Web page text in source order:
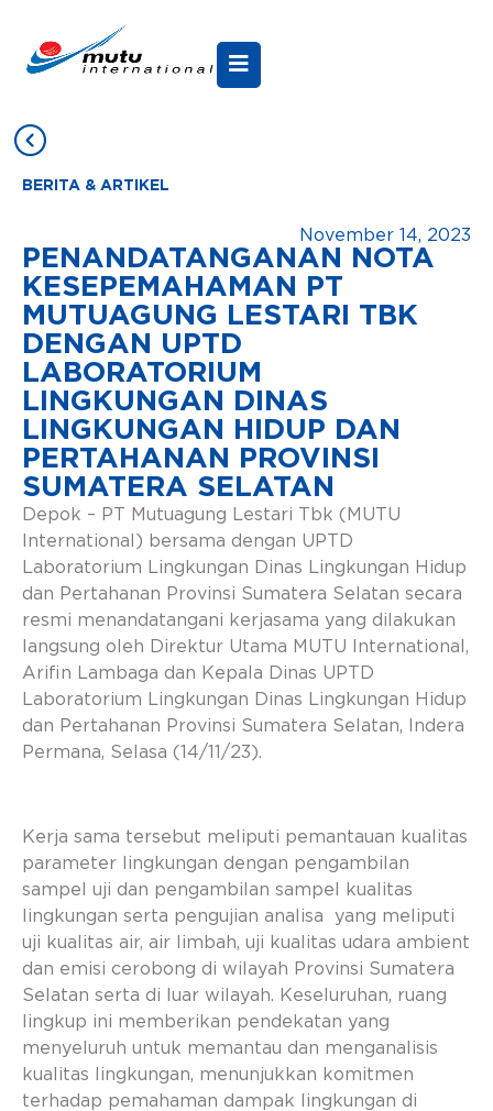
BERITA & ARTIKEL
November 14, 2023
PENANDATANGANAN NOTA
KESEPEMAHAMAN PT
MUTUAGUNG LESTARI TBK
DENGAN UPTD
LABORATORIUM
LINGKUNGAN DINAS
LINGKUNGAN HIDUP DAN
PERTAHANAN PROVINSI
SUMATERA SELATAN
Depok – PT Mutuagung Lestari Tbk (MUTU
International) bersama dengan UPTD
Laboratorium Lingkungan Dinas Lingkungan Hidup
dan Pertahanan Provinsi Sumatera Selatan secara
resmi menandatangani kerjasama yang dilakukan
langsung oleh Direktur Utama MUTU International,
Arifin Lambaga dan Kepala Dinas UPTD
Laboratorium Lingkungan Dinas Lingkungan Hidup
dan Pertahanan Provinsi Sumatera Selatan, Indera
Permana, Selasa (14/11/23).
Kerja sama tersebut meliputi pemantauan kualitas
parameter lingkungan dengan pengambilan
sampel uji dan pengambilan sampel kualitas
lingkungan serta pengujian analisa yang meliputi
uji kualitas air, air limbah, uji kualitas udara ambient
dan emisi cerobong di wilayah Provinsi Sumatera
Selatan serta di luar wilayah. Keseluruhan, ruang
lingkup ini memberikan pendekatan yang
menyeluruh untuk memantau dan menganalisis
kualitas lingkungan, menunjukkan komitmen
terhadap pemahaman dampak lingkungan di